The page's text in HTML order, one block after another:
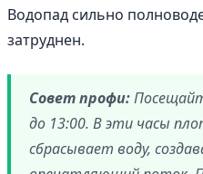
Водопад сильно
затруднен.
Совет профи:
до 13:00. В эти часы
сбрасывает воду,